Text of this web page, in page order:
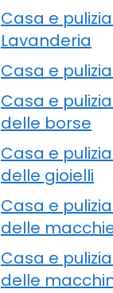
Casa e
Lavanderia
Casa e
Casa e
delle borse
Casa e
delle gioielli
Casa e
delle
Casa e
delle